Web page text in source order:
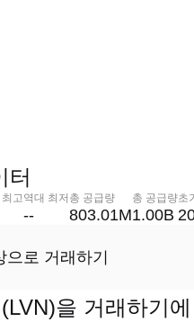
터
고역대 최저
--
총 공급량
803.01M
총 공급량
1.00B
초
로 거래하기
을 거래하기